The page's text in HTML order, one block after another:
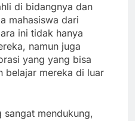
di bidangnya dan
mahasiswa dari
ini tidak hanya
namun juga
yang yang bisa
belajar mereka di luar
sangat mendukung,